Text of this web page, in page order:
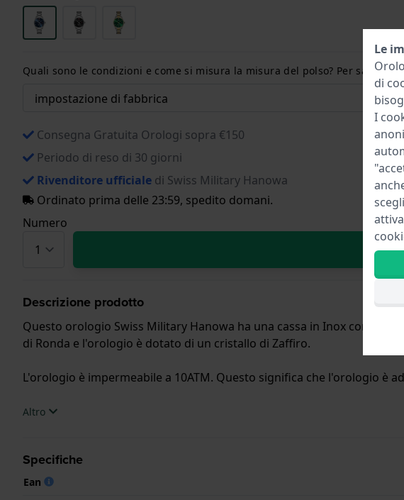
Quali sono le condizioni e come si misura la misura del polso? Per saperne
Consegna Gratuita Orologi sopra €150
Periodo di reso di 30 giorni
Rivenditore ufficiale di Swiss Military Hanowa
Ordinato prima delle 23:59, spedito domani.
Numero
Descrizione prodotto
Questo orologio Swiss Military Hanowa ha una cassa in Inox con un
di Ronda e l'orologio è dotato di un cristallo di Zaffiro.
L'orologio è impermeabile a 10ATM. Questo significa che l'orologio è
.Altro
Specifiche
Ean
Le
di
I